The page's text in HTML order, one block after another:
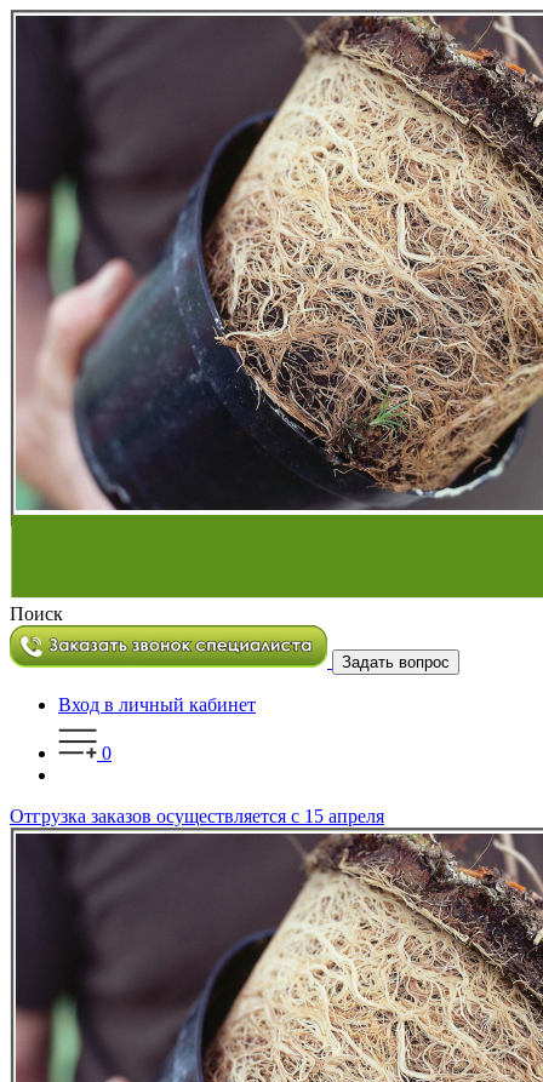
Поиск
Задать вопрос
Вход в личный кабинет
0
Отгрузка заказов осуществляется с 15 апреля